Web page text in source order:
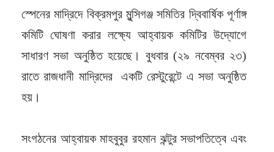
স্পেনের মাদ্রিদে বিক্রমপুর মুন্সিগঞ্জ সমিতির দ্বিবার্ষিক পূর্ণাঙ্গ
কমিটি ঘোষণা করার লক্ষ্যে আহ্বায়ক কমিটির উদ্যোগে
সাধারণ সভা অনুষ্ঠিত হয়েছে। বুধবার (২৯ নবেম্বর ২৩)
রাতে রাজধানী মাদ্রিদের একটি রেস্টুরেন্টে এ সভা অনুষ্ঠিত
হয়।
সংগঠনের আহ্বায়ক মাহবুবুর রহমান ঝন্টুর সভাপতিত্বে এবং